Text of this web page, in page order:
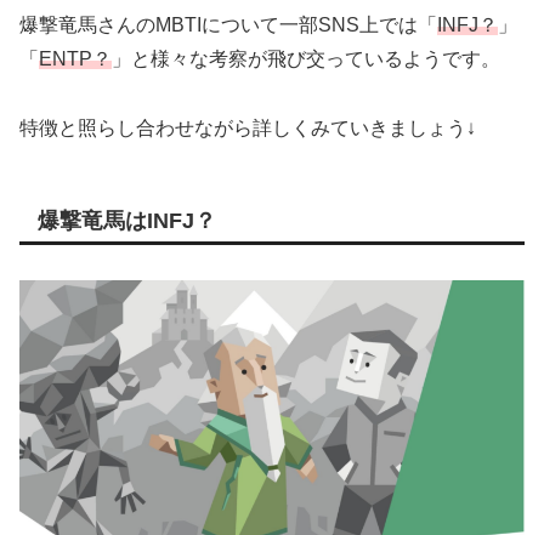
爆撃竜馬さんのMBTIについて一部SNS上では「 INFJ？ 」
「 ENTP？ 」と様々な考察が飛び交っているようです。
特徴と照らし合わせながら詳しくみていきましょう↓
爆撃竜馬はINFJ？